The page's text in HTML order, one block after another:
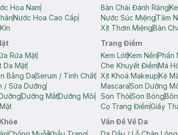
Hoa Nam
Nước Hoa Cao Cấp
Bàn Chải Đánh Răng
Nước Súc MiệngTăm
Xịt Thơm MiệngBàn
Rửa Mặt
Da Mặt
Bằng DaSerum / Tinh Chất
/ Sữa Dưỡng
Dưỡng MắtDưỡng Môi
Trang Điểm
Kem LótKem NềnPhấn
Che Khuyết ĐiểmMá
Xịt Khoá MakeupKẻ
MascaraSon Dưỡng
Son ThỏiSon Bóng
Cọ Trang ĐiểmGiấy
Vấn Đề Về Da